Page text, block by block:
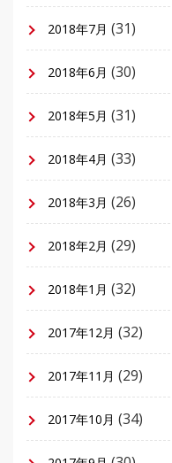
2018年7月 (31)
2018年6月 (30)
2018年5月 (31)
2018年4月 (33)
2018年3月 (26)
2018年2月 (29)
2018年1月 (32)
2017年12月 (32)
2017年11月 (29)
2017年10月 (34)